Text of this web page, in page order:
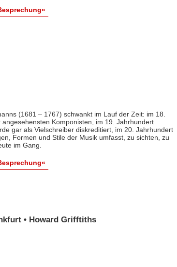
(1681 – 1767) schwankt im Lauf der Zeit: im 18.
Komponisten, im 19. Jahrhundert
gar als Vielschreiber diskreditiert, im 20. Jahrhundert
Formen und Stile der Musik umfasst, zu sichten, zu
im Gang.
• Howard Grifftiths